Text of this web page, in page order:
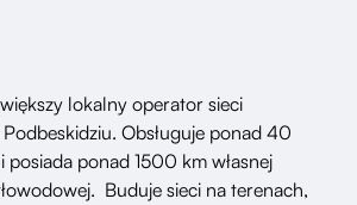
lokalny operator sieci
Obsługuje ponad 40
ponad 1500 km własnej
Buduje sieci na terenach,